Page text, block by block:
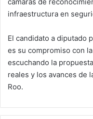
infraestructura en
El candidato a diputado
es su compromiso con
escuchando la
reales y los avances de
Roo.